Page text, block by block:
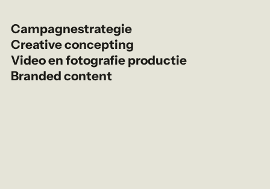
Campagnestrategie
Creative concepting
Video en fotografie productie
Branded content